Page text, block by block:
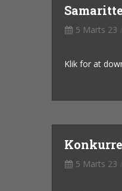
5 Marts 23
Klik for at
5 Marts 23